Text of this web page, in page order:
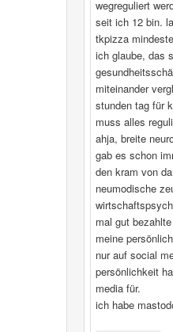
wegreguliert
seit ich 12 bin.
tkpizza
ich glaube, das
miteinander
stunden tag für
muss alles
ahja, breite
gab es schon
den kram von
neumodische
mal gut
meine
nur auf social
persönlichkeit
media für.
ich habe